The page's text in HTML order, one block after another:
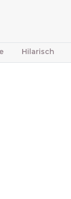
Hilarisch